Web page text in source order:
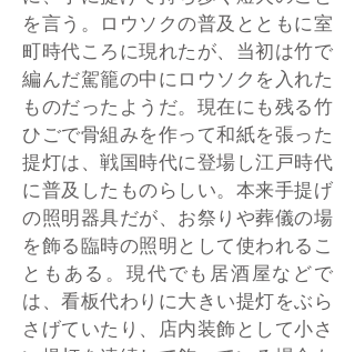
を言う。ロウソクの普及とともに室
町時代ころに現れたが、当初は竹で
編んだ駕籠の中にロウソクを入れた
ものだったようだ。現在にも残る竹
ひごで骨組みを作って和紙を張った
提灯は、戦国時代に登場し江戸時代
に普及したものらしい。本来手提げ
の照明器具だが、お祭りや葬儀の場
を飾る臨時の照明として使われるこ
ともある。現代でも居酒屋などで
は、看板代わりに大きい提灯をぶら
さげていたり、店内装飾として小さ